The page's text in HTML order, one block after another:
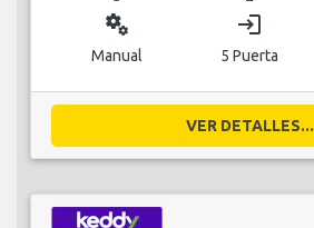
miscellaneous_services
Manual
login
5 Puerta
VER DETALLES...